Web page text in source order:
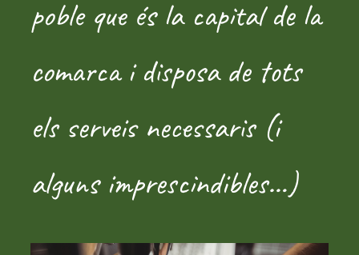
poble que és la capital de la
comarca i disposa de tots
els serveis necessaris (i
alguns imprescindibles…)